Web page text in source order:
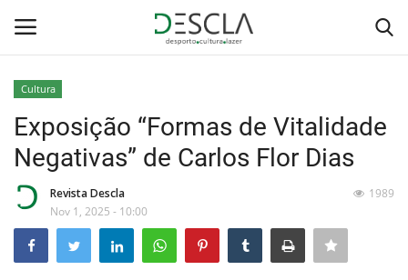
Home
...by Descla
Desporto
Cultura
Exposição “Formas de Vitalidade
Negativas” de Carlos Flor Dias
Revista Descla
Nov 1, 2025 - 10:00
1989